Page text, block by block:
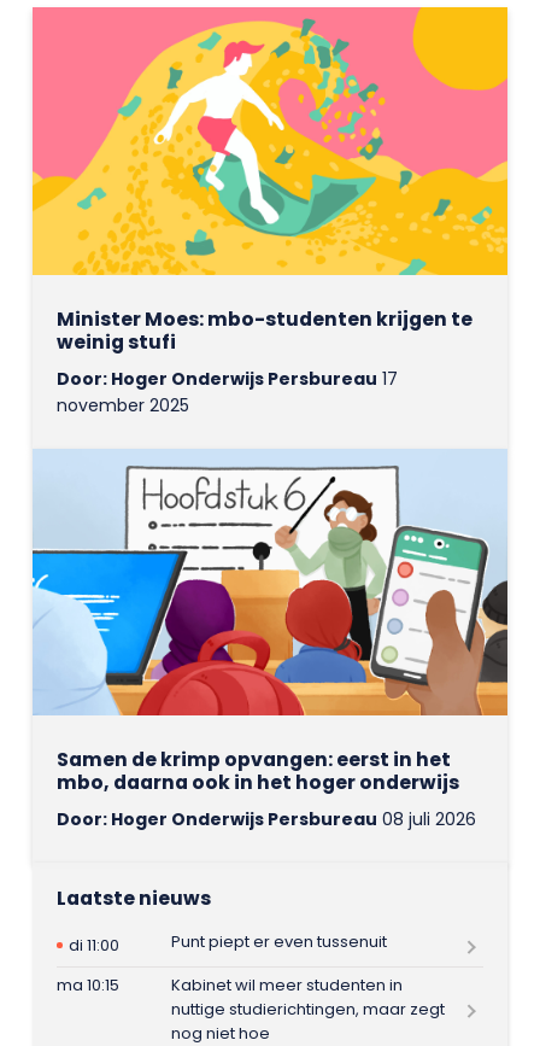
Minister Moes: mbo-studenten krijgen te
weinig stufi
Door: Hoger Onderwijs Persbureau 17
november 2025
Samen de krimp opvangen: eerst in het
mbo, daarna ook in het hoger onderwijs
Door: Hoger Onderwijs Persbureau 08 juli 2026
Laatste nieuws
di 11:00
Punt piept er even tussenuit
ma 10:15
Kabinet wil meer studenten in
nuttige studierichtingen, maar zegt
nog niet hoe